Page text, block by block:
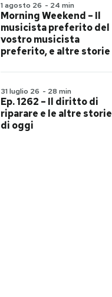
1 agosto 26 - 24 min
Morning Weekend – Il
musicista preferito del
vostro musicista
preferito, e altre storie
31 luglio 26 - 28 min
Ep. 1262 – Il diritto di
riparare e le altre storie
di oggi